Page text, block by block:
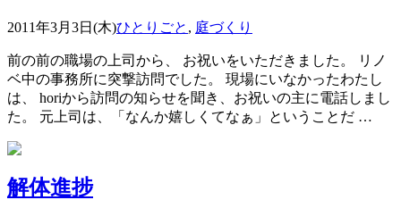
2011年3月3日(木)ひとりごと , 庭づくり
前の前の職場の上司から、 お祝いをいただきました。 リノ
ベ中の事務所に突撃訪問でした。 現場にいなかったわたし
は、 horiから訪問の知らせを聞き、お祝いの主に電話しまし
た。 元上司は、「なんか嬉しくてなぁ」ということだ …
解体進捗